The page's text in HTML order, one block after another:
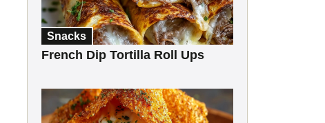
Snacks
French Dip Tortilla Roll Ups